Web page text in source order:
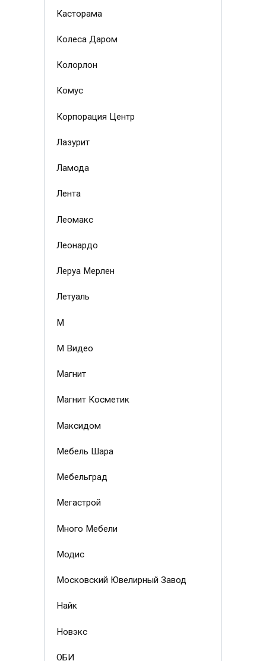
Касторама
Колеса Даром
Колорлон
Комус
Корпорация Центр
Лазурит
Ламода
Лента
Леомакс
Леонардо
Леруа Мерлен
Летуаль
М
М Видео
Магнит
Магнит Косметик
Максидом
Мебель Шара
Мебельград
Мегастрой
Много Мебели
Модис
Московский Ювелирный Завод
Найк
Новэкс
ОБИ